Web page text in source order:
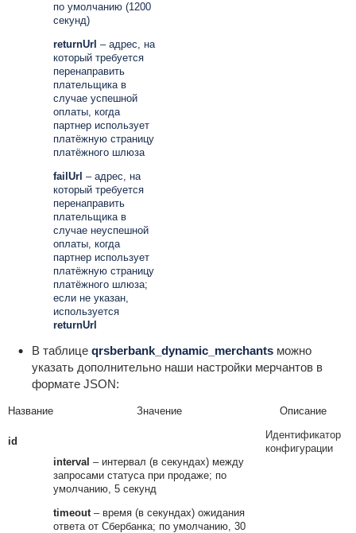
по умолчанию (1200
секунд)
returnUrl – адрес, на
который требуется
перенаправить
плательщика в
случае успешной
оплаты, когда
партнер использует
платёжную страницу
платёжного шлюза
failUrl – адрес, на
который требуется
перенаправить
плательщика в
случае неуспешной
оплаты, когда
партнер использует
платёжную страницу
платёжного шлюза;
если не указан,
используется
returnUrl
В таблице qrsberbank_dynamic_merchants можно
указать дополнительно наши настройки мерчантов в
формате JSON:
Название Значение Описание
id
Идентификатор
конфигурации
interval – интервал (в секундах) между
запросами статуса при продаже; по
умолчанию, 5 секунд
timeout – время (в секундах) ожидания
ответа от Сбербанка; по умолчанию, 30